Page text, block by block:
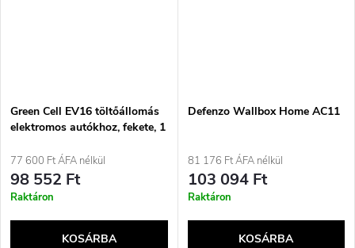
Green Cell EV16 töltőállomás
elektromos autókhoz, fekete, 1
77 600 Ft ÁFA nélkül
98 552 Ft
Raktáron
KOSÁRBA
Defenzo Wallbox Home AC11
81 176 Ft ÁFA nélkül
103 094 Ft
Raktáron
KOSÁRBA